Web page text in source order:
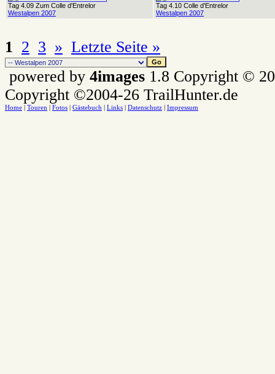
Tag 4.09 Zum Colle d'Entrelor
Westalpen 2007
Tag 4.10 Colle d'Entrelor
Westalpen 2007
1 2 3 » Letzte Seite »
powered by 4images 1.8 Copyright ©
Copyright ©2004-26 TrailHunter.de
Home Touren Fotos Gästebuch Links Datenschutz Impressum